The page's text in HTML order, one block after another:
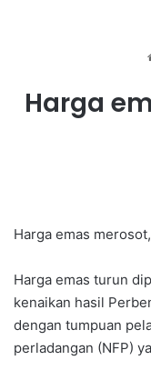
Harga
Harga emas
Harga emas turun
kenaikan hasil
dengan tumpuan
perladangan (NFP)